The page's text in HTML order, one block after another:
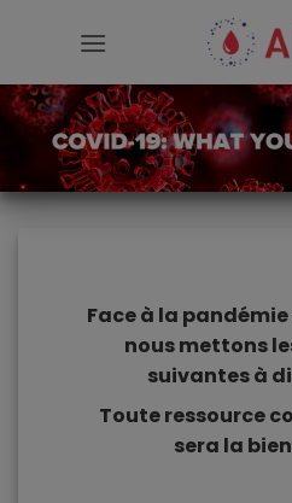
Face à la
nous mettons
suivantes à
Toute ressource
sera la